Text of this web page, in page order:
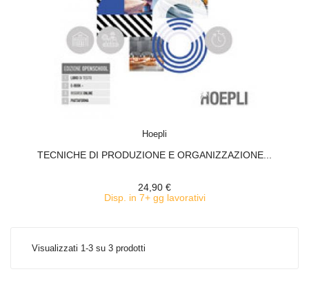
Hoepli
TECNICHE DI PRODUZIONE E ORGANIZZAZIONE...
24,90 €
Disp. in 7+ gg lavorativi
Visualizzati 1-3 su 3 prodotti